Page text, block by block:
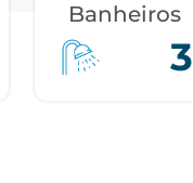
Banheiros
3